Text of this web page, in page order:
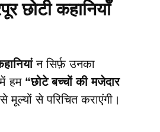
छोटी कहानियाँ
न सिर्फ़ उनका
हम “छोटे बच्चों की मजेदार
से परिचित कराएंगी।